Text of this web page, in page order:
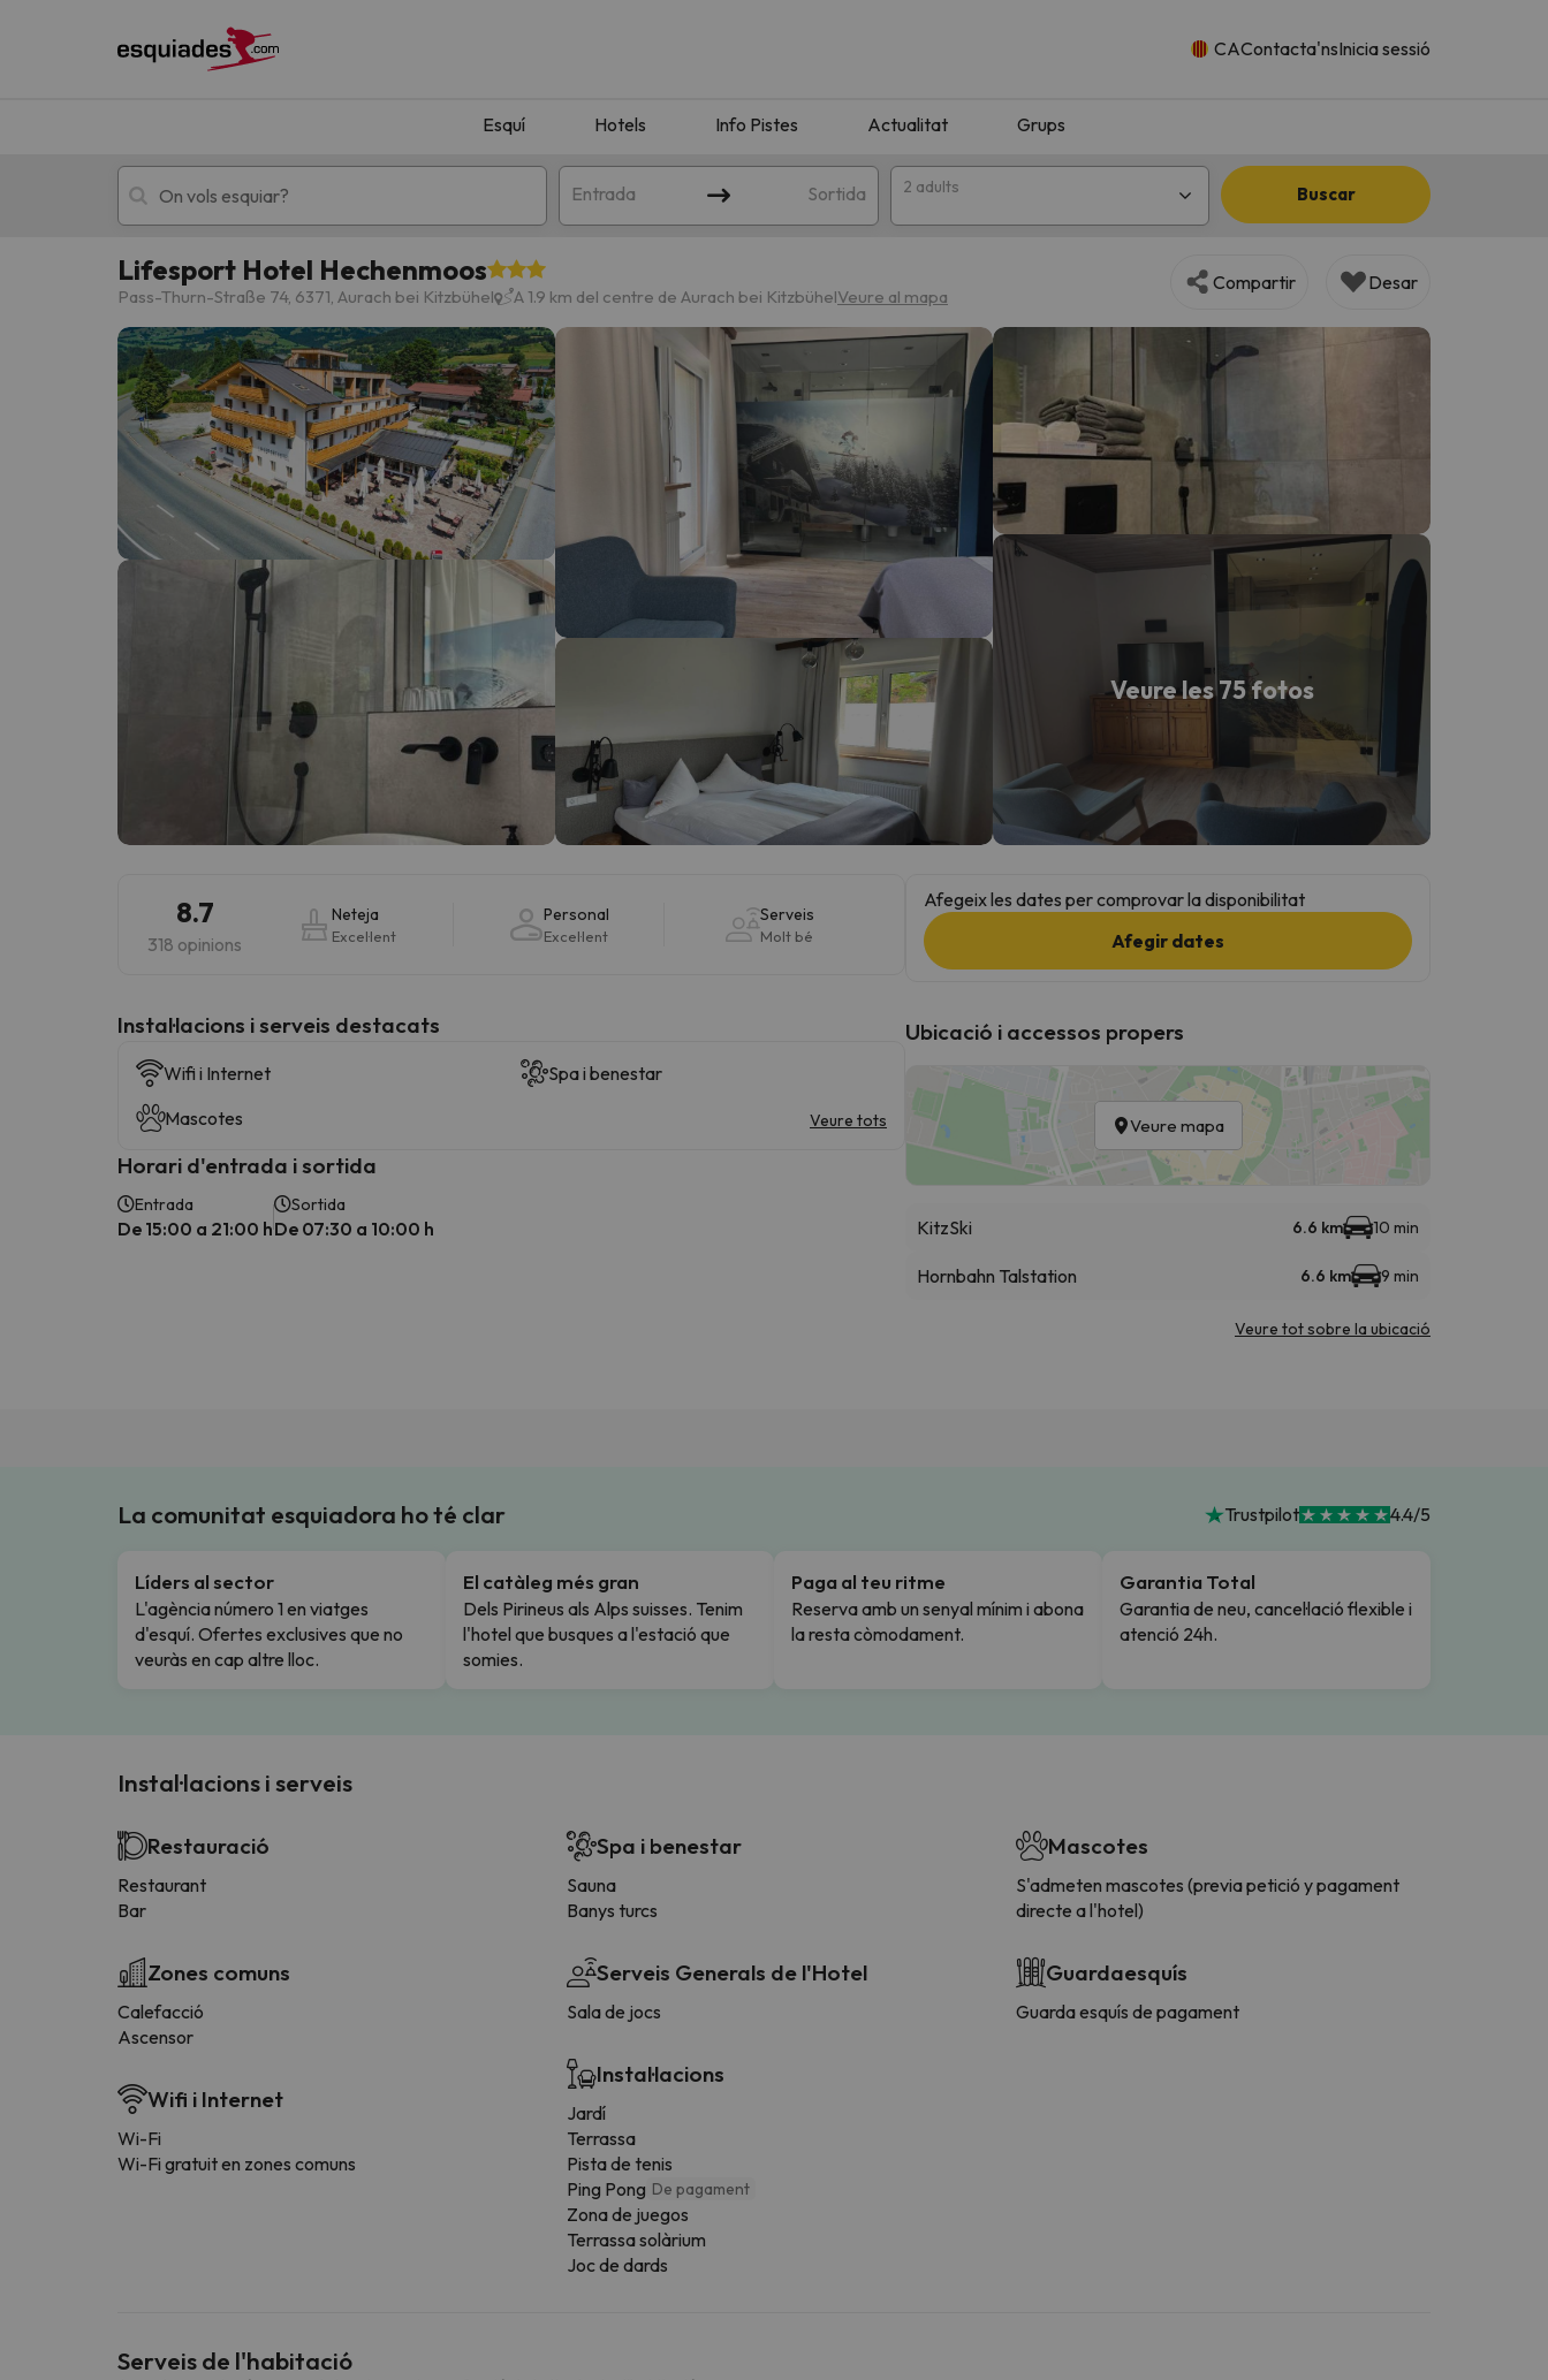
CAContacta'nsInicia sessió
Esquí Hotels Info Pistes Actualitat Grups
Entrada Sortida 2 adults Buscar
Esquí Escapades
!Vaja! No hem trobat resultats que coincideixin amb la teva cerca. Intenteu modificar la destinació.
Vaja! Sembla que el nostre cercador ha perdut el nord. Quan trobi la seva brúixola torna.
Lifesport Hotel Hechenmoos
Pass-Thurn-Straße 74, 6371, Aurach bei Kitzbühel A 1.9 km del centre de Aurach bei KitzbühelVeure al mapa
Compartir Desar
Veure les 75 fotos
8.7
318 opinions
Neteja
Excel·lent
Personal
Excel·lent
Serveis
Molt bé
Instal·lacions i serveis destacats
Wifi i Internet
Spa i benestar
Mascotes
Veure tots
Horari d'entrada i sortida
Entrada
De 15:00 a 21:00 h
Sortida
De 07:30 a 10:00 h
Afegeix les dates per comprovar la disponibilitat
Afegir dates
Ubicació i accessos propers
Veure mapa
KitzSki 6.6 km 10 min
Hornbahn Talstation 6.6 km 9 min
Veure tot sobre la ubicació
La comunitat esquiadora ho té clar Trustpilot 4.4/5
Líders al sector
L'agència número 1 en viatges
d'esquí. Ofertes exclusives que no
veuràs en cap altre lloc.
El catàleg més gran
Dels Pirineus als Alps suisses. Tenim
l'hotel que busques a l'estació que
somies.
Paga al teu ritme
Reserva amb un senyal mínim i abona
la resta còmodament.
Garantia Total
Garantia de neu, cancel·lació flexible i
atenció 24h.
Instal·lacions i serveis
Restauració
Restaurant
Bar
Zones comuns
Calefacció
Ascensor
Wifi i Internet
Wi-Fi
Wi-Fi gratuit en zones comuns
Spa i benestar
Sauna
Banys turcs
Serveis Generals de l'Hotel
Sala de jocs
Instal·lacions
Jardí
Terrassa
Pista de tenis
Ping Pong De pagament
Zona de juegos
Terrassa solàrium
Joc de dards
Mascotes
S'admeten mascotes (previa petició y pagament
directe a l'hotel)
Guardaesquís
Guarda esquís de pagament
Serveis de l'habitació